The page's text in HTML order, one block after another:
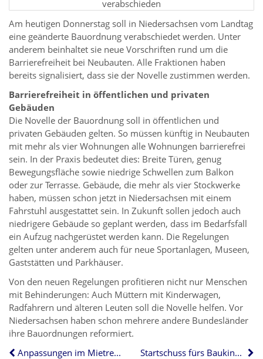
Am heutigen Donnerstag soll in Niedersachsen vom Landtag
eine geänderte Bauordnung verabschiedet werden. Unter
anderem beinhaltet sie neue Vorschriften rund um die
Barrierefreiheit bei Neubauten. Alle Fraktionen haben
bereits signalisiert, dass sie der Novelle zustimmen werden.
Barrierefreiheit in öffentlichen und privaten
Gebäuden
Die Novelle der Bauordnung soll in öffentlichen und
privaten Gebäuden gelten. So müssen künftig in Neubauten
mit mehr als vier Wohnungen alle Wohnungen barrierefrei
sein. In der Praxis bedeutet dies: Breite Türen, genug
Bewegungsfläche sowie niedrige Schwellen zum Balkon
oder zur Terrasse. Gebäude, die mehr als vier Stockwerke
haben, müssen schon jetzt in Niedersachsen mit einem
Fahrstuhl ausgestattet sein. In Zukunft sollen jedoch auch
niedrigere Gebäude so geplant werden, dass im Bedarfsfall
ein Aufzug nachgerüstet werden kann. Die Regelungen
gelten unter anderem auch für neue Sportanlagen, Museen,
Gaststätten und Parkhäuser.
Von den neuen Regelungen profitieren nicht nur Menschen
mit Behinderungen: Auch Müttern mit Kinderwagen,
Radfahrern und älteren Leuten soll die Novelle helfen. Vor
Niedersachsen haben schon mehrere andere Bundesländer
ihre Bauordnungen reformiert.
Anpassungen im Mietrecht beschlossen
Startschuss fürs Baukindergeld